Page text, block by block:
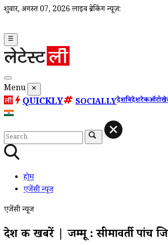
शुक्रवार, अगस्त 07, 2026 लाइव ब्रेकिंग न्यूज़:
☰
Menu ✕
QUICKLY SOCIALLYदेशविदेशटेकऑटो
होम
एजेंसी न्यूज
एजेंसी न्यूज
देश की खबरें | जम्मू : सीमावर्ती पांच